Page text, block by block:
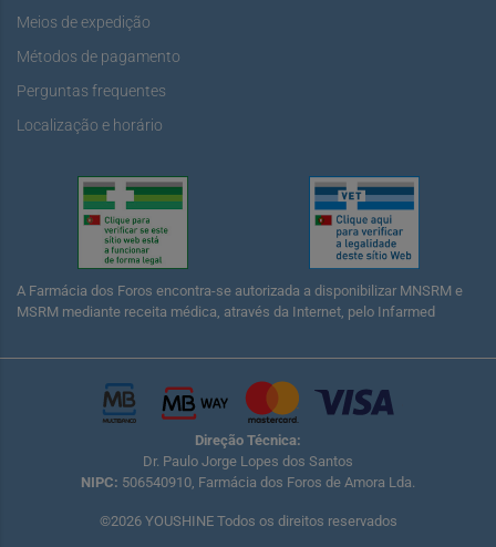
Meios de expedição
Métodos de pagamento
Perguntas frequentes
Localização e horário
A Farmácia dos Foros encontra-se autorizada a disponibilizar MNSRM e
MSRM mediante receita médica, através da Internet, pelo Infarmed
Direção Técnica:
Dr. Paulo Jorge Lopes dos Santos
NIPC: 506540910, Farmácia dos Foros de Amora Lda.
©2026 YOUSHINE Todos os direitos reservados